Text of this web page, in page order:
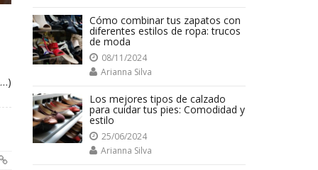
Cómo combinar tus zapatos con
diferentes estilos de ropa: trucos
de moda
08/11/2024
Arianna Silva
Los mejores tipos de calzado
para cuidar tus pies: Comodidad y
estilo
25/06/2024
Arianna Silva